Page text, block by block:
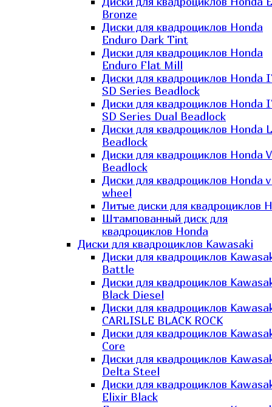
Bronze
Диски для квадроциклов Honda
Enduro Dark Tint
Диски для квадроциклов Honda
Enduro Flat Mill
Диски для квадроциклов Honda
SD Series Beadlock
Диски для квадроциклов Honda
SD Series Dual Beadlock
Диски для квадроциклов Honda
Beadlock
Диски для квадроциклов Honda
Beadlock
Диски для квадроциклов Honda
wheel
Литые диски для квадроциклов
Штампованный диск для
квадроциклов Honda
Диски для квадроциклов Kawasaki
Диски для квадроциклов
Battle
Диски для квадроциклов
Black Diesel
Диски для квадроциклов
CARLISLE BLACK ROCK
Диски для квадроциклов
Core
Диски для квадроциклов
Delta Steel
Диски для квадроциклов
Elixir Black